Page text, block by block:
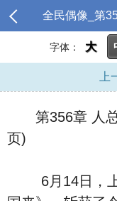
全民偶像_第
字体： 大
上
第356章 人总
页)
6月14日，上